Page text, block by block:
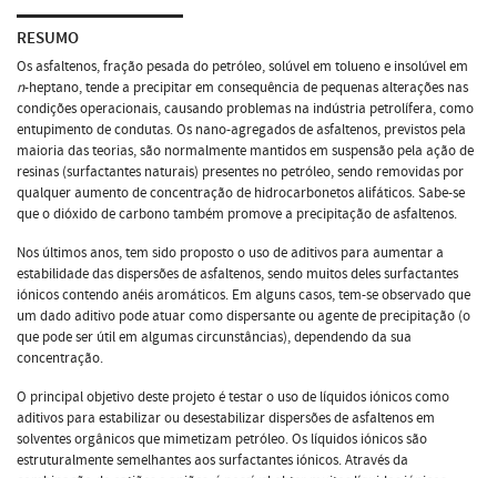
RESUMO
Os asfaltenos, fração pesada do petróleo, solúvel em tolueno e insolúvel em
n-heptano, tende a precipitar em consequência de pequenas alterações nas
condições operacionais, causando problemas na indústria petrolífera, como
entupimento de condutas. Os nano-agregados de asfaltenos, previstos pela
maioria das teorias, são normalmente mantidos em suspensão pela ação de
resinas (surfactantes naturais) presentes no petróleo, sendo removidas por
qualquer aumento de concentração de hidrocarbonetos alifáticos. Sabe-se
que o dióxido de carbono também promove a precipitação de asfaltenos.
Nos últimos anos, tem sido proposto o uso de aditivos para aumentar a
estabilidade das dispersões de asfaltenos, sendo muitos deles surfactantes
iónicos contendo anéis aromáticos. Em alguns casos, tem-se observado que
um dado aditivo pode atuar como dispersante ou agente de precipitação (o
que pode ser útil em algumas circunstâncias), dependendo da sua
concentração.
O principal objetivo deste projeto é testar o uso de líquidos iónicos como
aditivos para estabilizar ou desestabilizar dispersões de asfaltenos em
solventes orgânicos que mimetizam petróleo. Os líquidos iónicos são
estruturalmente semelhantes aos surfactantes iónicos. Através da